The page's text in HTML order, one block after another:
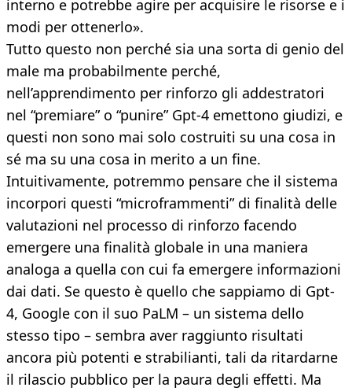
interno e potrebbe agire per acquisire le risorse e i
modi per ottenerlo».
Tutto questo non perché sia una sorta di genio del
male ma probabilmente perché,
nell’apprendimento per rinforzo gli addestratori
nel “premiare” o “punire” Gpt-4 emettono giudizi, e
questi non sono mai solo costruiti su una cosa in
sé ma su una cosa in merito a un fine.
Intuitivamente, potremmo pensare che il sistema
incorpori questi “microframmenti” di finalità delle
valutazioni nel processo di rinforzo facendo
emergere una finalità globale in una maniera
analoga a quella con cui fa emergere informazioni
dai dati. Se questo è quello che sappiamo di Gpt-
4, Google con il suo PaLM – un sistema dello
stesso tipo – sembra aver raggiunto risultati
ancora più potenti e strabilianti, tali da ritardarne
il rilascio pubblico per la paura degli effetti. Ma